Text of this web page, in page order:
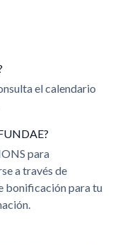
el calendario
para
a través de
bonificación para tu